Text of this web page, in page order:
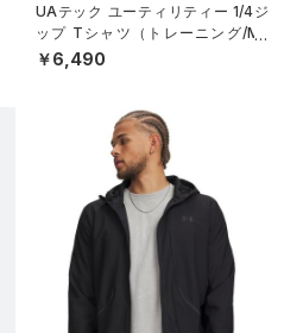
UAテック ユーティリティー 1/4ジ
ップ Tシャツ（トレーニング/ME
N）
￥6,490